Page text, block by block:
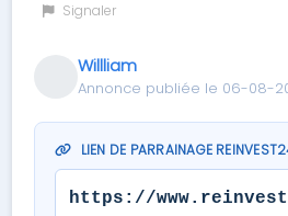
Signaler
Willliam
Annonce publiée le 06-08-
LIEN DE PARRAINAGE
https://